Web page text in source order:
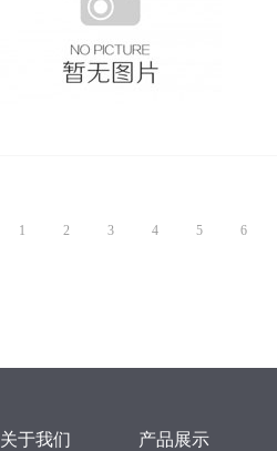
1 2 3 4 5 6
关于我们 产品展示